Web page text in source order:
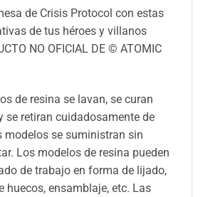
de Crisis Protocol con estas
de tus héroes y villanos
NO OFICIAL DE © ATOMIC
de resina se lavan, se curan
se retiran cuidadosamente de
modelos se suministran sin
Los modelos de resina pueden
de trabajo en forma de lijado,
huecos, ensamblaje, etc. Las